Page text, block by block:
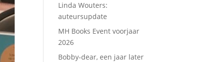
Linda Wouters:
auteursupdate
MH Books Event voorjaar
2026
Bobby-dear, een jaar later